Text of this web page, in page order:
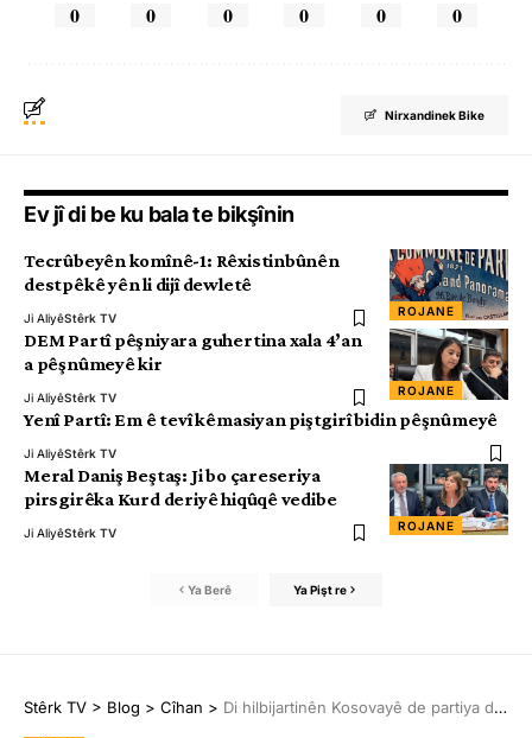
0 0 0 0 0 0
Nirxandinek Bike
Ev jî di be ku bala te bikşînin
ROJANE
Tecrûbeyên komînê-1: Rêxistinbûnên
destpêkê yên li dijî dewletê
Ji AliyêStêrk TV
ROJANE
DEM Partî pêşniyara guhertina xala 4’an
a pêşnûmeyê kir
Ji AliyêStêrk TV
Yenî Partî: Em ê tevî kêmasiyan piştgirî bidin pêşnûmeyê
Ji AliyêStêrk TV
ROJANE
Meral Daniş Beştaş: Ji bo çareseriya
pirsgirêka Kurd deriyê hiqûqê vedibe
Ji AliyêStêrk TV
Ya Berê Ya Pişt re
Stêrk TV > Blog > Cîhan > Di hilbijartinên Kosovayê de partiya desthilatdar li pêş e